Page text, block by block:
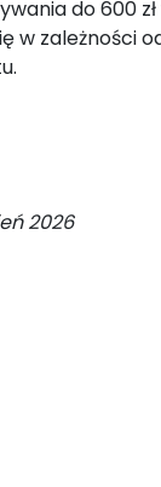
do 600
w zależności
2026